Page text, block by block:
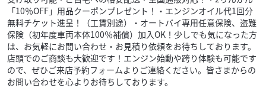
「10％OFF」用品クーポンプレゼント！・エンジンオイル代1回分
無料チケット進呈！（工賃別途）・オートバイ専用任意保険、盗難
保険（初年度車両本体100％補償）加入OK！少しでも気になった方
は、お気軽にお問い合わせ・お見積り依頼をお待ちしております。
店頭でのご商談も大歓迎です！エンジン始動や跨り体験も可能です
ので、ぜひご来店予約フォームよりご連絡ください。皆さまからの
お問い合わせを心よりお待ちしております。